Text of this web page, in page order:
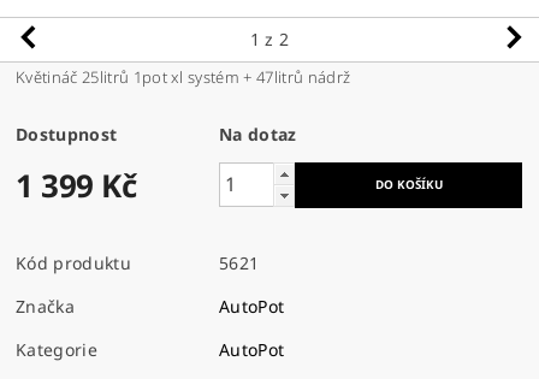
1 z 2
Květináč 25litrů 1pot xl systém + 47litrů nádrž
Dostupnost Na dotaz
1 399 Kč
Kód produktu
5621
Značka
AutoPot
Kategorie
AutoPot